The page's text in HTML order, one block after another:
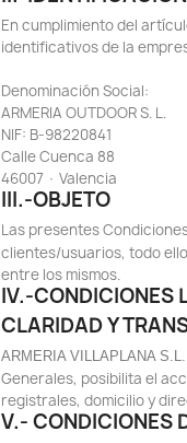
En cumplimiento del
identificativos de la
Denominación Social:
ARMERIA OUTDOOR S. L.
NIF: B-98220841
Calle Cuenca 88
46007 · Valencia
III.-OBJETO
Las presentes
clientes/usuarios, todo
entre los mismos.
IV.-CONDICIONES
CLARIDAD Y
ARMERIA VILLAPLANA S.L.
Generales, posibilita el
registrales, domicilio y
V.- CONDICIONES